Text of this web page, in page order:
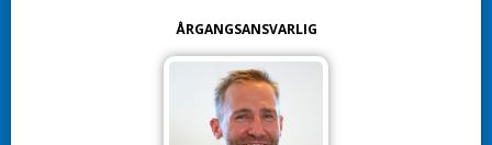
ÅRGANGSANSVARLIG